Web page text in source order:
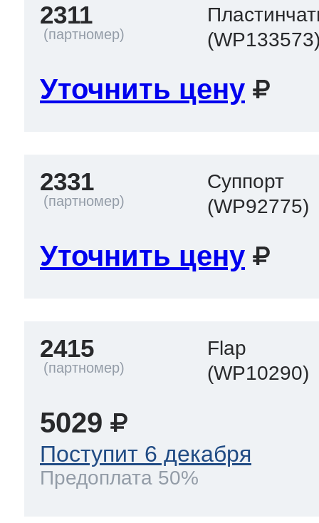
2311
Уточнить цену
2331
Суппорт
(WP92775)
Уточнить цену
2415
Flap
(WP10290)
5029
Поступит 6 декабря
Предоплата 50%